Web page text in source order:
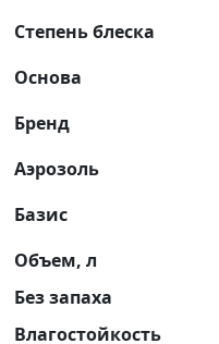
Степень блеска
Основа
Бренд
Аэрозоль
Базис
Объем, л
Без запаха
Влагостойкость